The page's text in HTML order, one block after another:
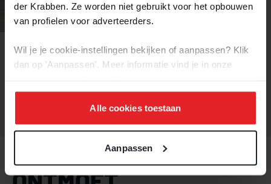
der Krabben. Ze worden niet gebruikt voor het opbouwen
van profielen voor adverteerders.
Wil je je cookie-instellingen bekijken of aanpassen? Klik
dan op 'Aanpassen'. Meer informatie vind je in onze
Alle cookies toestaan
Aanpassen
VACATURE MAKELAAR &
BEDRIJFSMATIG
VASTGOED